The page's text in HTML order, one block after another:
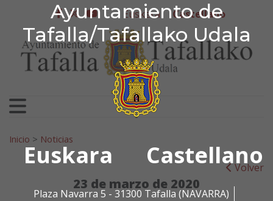
Ayuntamiento de
Tafalla/Tafallako Udala
Euskara Castellano
Plaza Navarra 5 - 31300 Tafalla (NAVARRA)
Ir al contenido
Ayuntamiento de
facebook
twitter
youtube
Euskera Castellano
Search for:
Inicio > Noticias
Volver
23 de marzo de 2020